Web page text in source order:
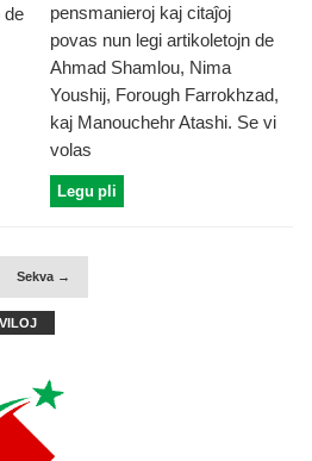
de
pensmanieroj kaj citaĵoj
povas nun legi artikoletojn de
Ahmad Shamlou, Nima
Youshij, Forough Farrokhzad,
kaj Manouchehr Atashi. Se vi
volas
Legu pli
Sekva →